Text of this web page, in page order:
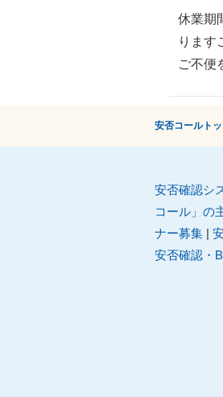
休業期
ります
ご不便
安否コールト
安否確認シ
コール」の
ナー募集 |
安否確認・